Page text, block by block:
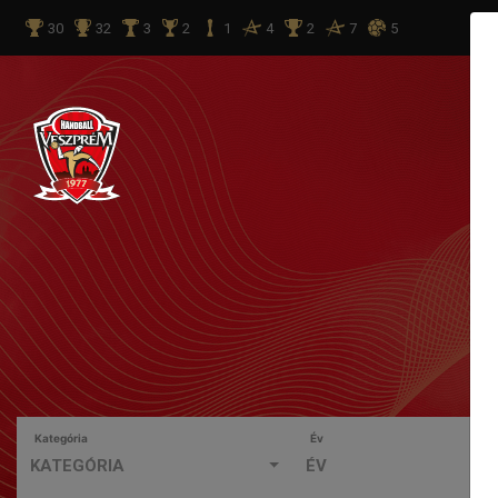
30 32 3 2 1 4 2 7 5
Kategória
KATEGÓRIA
Év
ÉV